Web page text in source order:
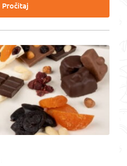
Pročitaj